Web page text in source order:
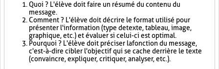
Quoi ? L'élève doit faire un résumé du contenu du
message.
Comment ? L'élève doit décrire le format utilisé pour
présenter l'information (type de texte, tableau, image,
graphique, etc.) et évaluer si celui-ci est optimal.
Pourquoi ? L'élève doit préciser la fonction du message,
c'est-à-dire cibler l'objectif qui se cache derrière le texte
(convaincre, expliquer, critiquer, analyser, etc.).